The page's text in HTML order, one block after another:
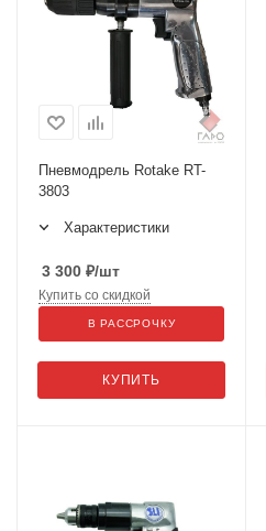
Пневмодрель Rotake RT-
3803
Характеристики
3 300 ₽/шт
КУПИТЬ
Купить со скидкой
В РАССРОЧКУ